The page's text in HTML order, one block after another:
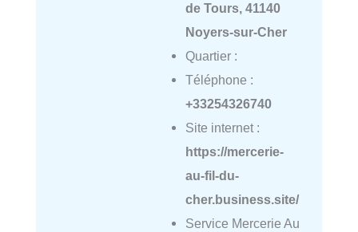
de Tours, 41140
Noyers-sur-Cher
Quartier :
Téléphone :
+33254326740
Site internet :
https://mercerie-
au-fil-du-
cher.business.site/
Service Mercerie Au